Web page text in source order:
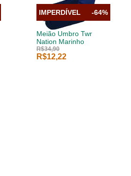
Meião Umbro Twr
Nation Marinho
R$34,90
R$12,22
IMPERDÍVEL -64%